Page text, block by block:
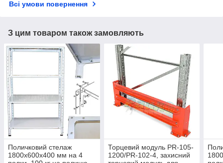
Всі умови повернення
З цим товаром також замовляють
Поличковий стелаж
1800х600х400 мм на 4
Торцевий модуль PR-105-
1200/PR-102-4, захисний